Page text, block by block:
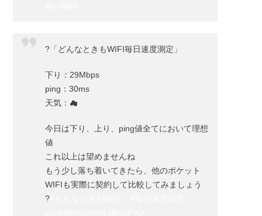
?「どんなときもWIFI毎日速度測定」
下り：29Mbps
ping：30ms
天気：☁
今日は下り、上り、ping値全てにおいて理想
値
これ以上は望めませんね
もう少し落ち着いてきたら、他のポケット
WIFIも実際に契約して比較してみましょう
?